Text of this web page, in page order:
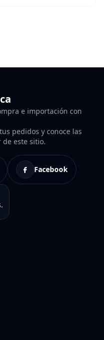
e importación con
pedidos y conoce las
de este sitio.
Facebook